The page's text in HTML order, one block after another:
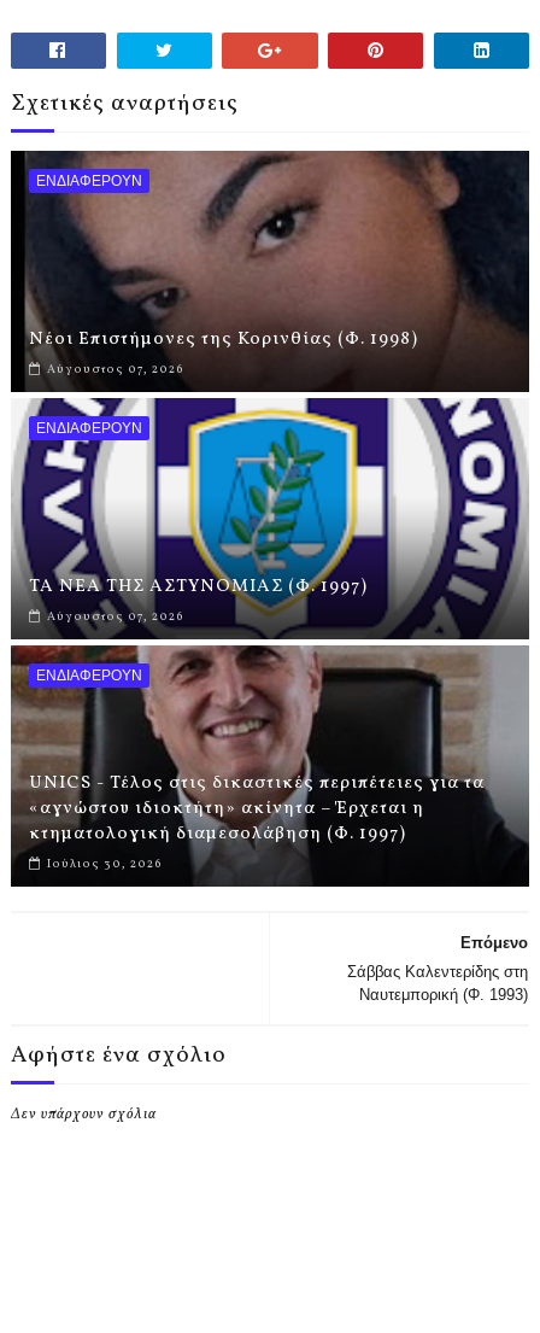
Σχετικές αναρτήσεις
ΕΝΔΙΑΦΕΡΟΥΝ
Νέοι Επιστήμονες της Κορινθίας (Φ. 1998)
Αύγουστος 07, 2026
ΕΝΔΙΑΦΕΡΟΥΝ
ΤΑ ΝΕΑ ΤΗΣ ΑΣΤΥΝΟΜΙΑΣ (Φ. 1997)
Αύγουστος 07, 2026
ΕΝΔΙΑΦΕΡΟΥΝ
UNICS - Τέλος στις δικαστικές περιπέτειες για τα
«αγνώστου ιδιοκτήτη» ακίνητα – Έρχεται η
κτηματολογική διαμεσολάβηση (Φ. 1997)
Ιούλιος 30, 2026
Επόμενο
Σάββας Καλεντερίδης στη
Ναυτεμπορική (Φ. 1993)
Αφήστε ένα σχόλιο
Δεν υπάρχουν σχόλια